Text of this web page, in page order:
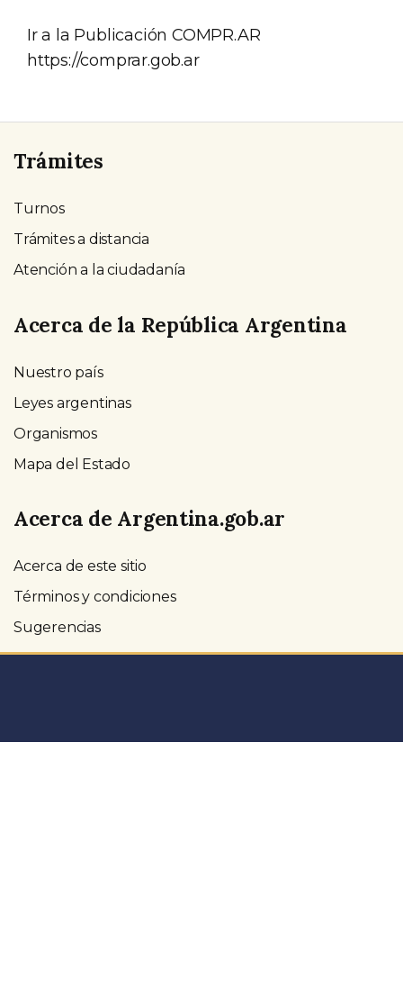
Ir a la Publicación COMPR.AR
https://comprar.gob.ar
Trámites
Turnos
Trámites a distancia
Atención a la ciudadanía
Acerca de la República Argentina
Nuestro país
Leyes argentinas
Organismos
Mapa del Estado
Acerca de Argentina.gob.ar
Acerca de este sitio
Términos y condiciones
Sugerencias